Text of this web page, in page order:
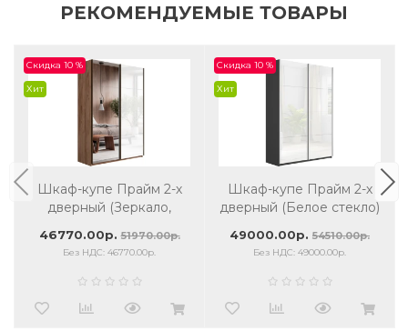
РЕКОМЕНДУЕМЫЕ ТОВАРЫ
Скидка 10 %
Хит
Шкаф-купе Прайм 2-х
дверный (Зеркало,
46770.00р. 51970.00р.
Без НДС: 46770.00р.
Скидка 10 %
Хит
Шкаф-купе Прайм 2-х
дверный (Белое стекло)
49000.00р. 54510.00р.
Без НДС: 49000.00р.